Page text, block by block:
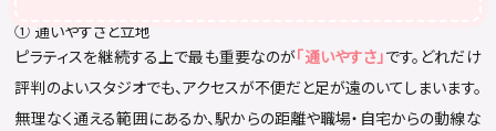
① 通いやすさと立地
ピラティスを継続する上で最も重要なのが「通いやすさ」です。どれだけ
評判のよいスタジオでも、アクセスが不便だと足が遠のいてしまいます。
無理なく通える範囲にあるか、駅からの距離や職場・自宅からの動線な